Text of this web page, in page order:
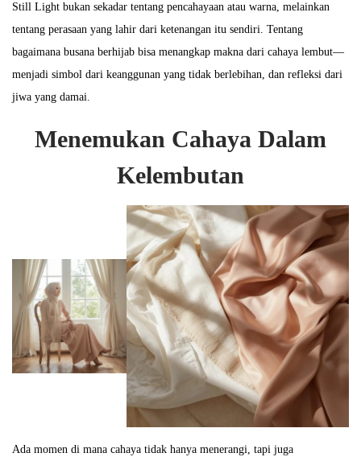
Still Light bukan sekadar tentang pencahayaan atau warna, melainkan
tentang perasaan yang lahir dari ketenangan itu sendiri. Tentang
bagaimana busana berhijab bisa menangkap makna dari cahaya lembut—
menjadi simbol dari keanggunan yang tidak berlebihan, dan refleksi dari
jiwa yang damai.
Menemukan Cahaya Dalam
Kelembutan
Ada momen di mana cahaya tidak hanya menerangi, tapi juga